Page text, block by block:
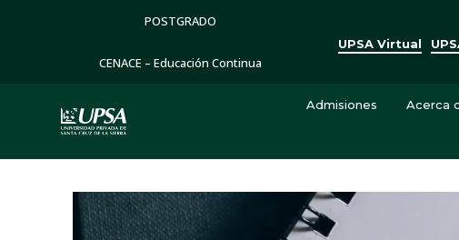
POSTGRADO
CENACE – Educación Continua
UPSA Virtual
Admisiones Acerca